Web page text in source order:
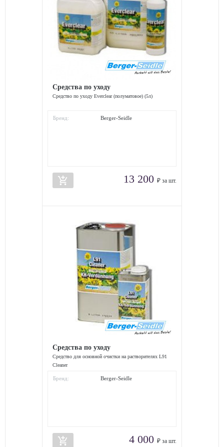
Средства по уходу
Средство по уходу Everclear (полуматовое) (5л)
Бренд: Berger-Seidle
add_shopping_cart 13 200 ₽ за шт.
Средства по уходу
Средство для основной очистки на растворителях L91
Cleaner
Бренд: Berger-Seidle
add_shopping_cart 4 000 ₽ за шт.